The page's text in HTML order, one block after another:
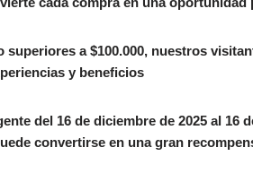
superiores a $100.000, nuestros
y beneficios
del 16 de diciembre de 2025 al 16
convertirse en una gran